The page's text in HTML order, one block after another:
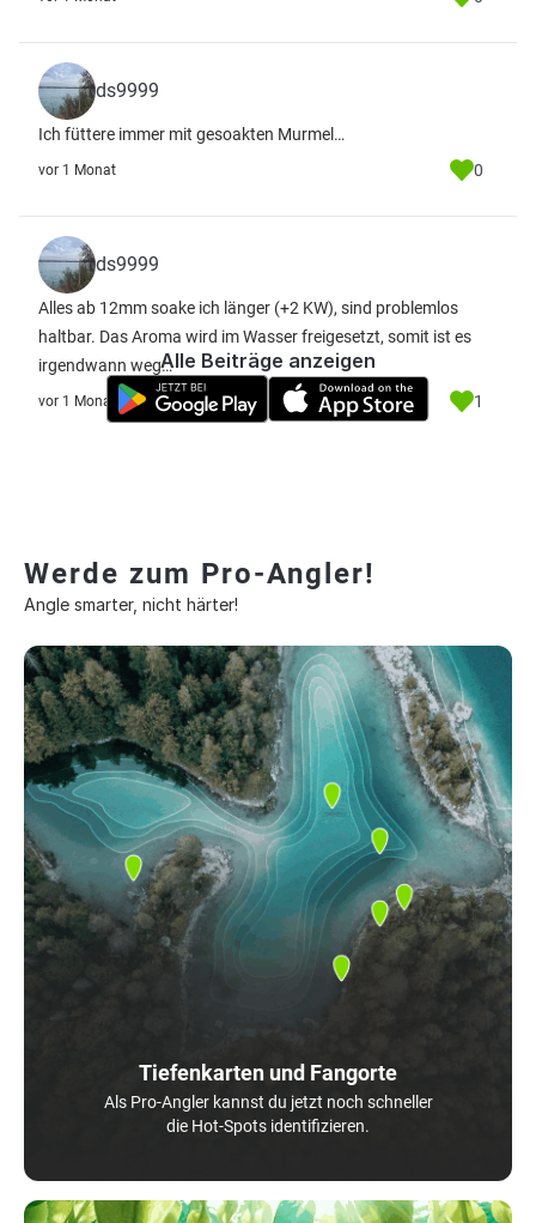
ds9999
Ich füttere immer mit gesoakten Murmel…
vor 1 Monat 0
ds9999
Alles ab 12mm soake ich länger (+2 KW), sind problemlos
haltbar. Das Aroma wird im Wasser freigesetzt, somit ist es
irgendwann weg…
vor 1 Monat 1
Alle Beiträge anzeigen
Werde zum Pro-Angler!
Angle smarter, nicht härter!
Tiefenkarten und Fangorte
Als Pro-Angler kannst du jetzt noch schneller
die Hot-Spots identifizieren.